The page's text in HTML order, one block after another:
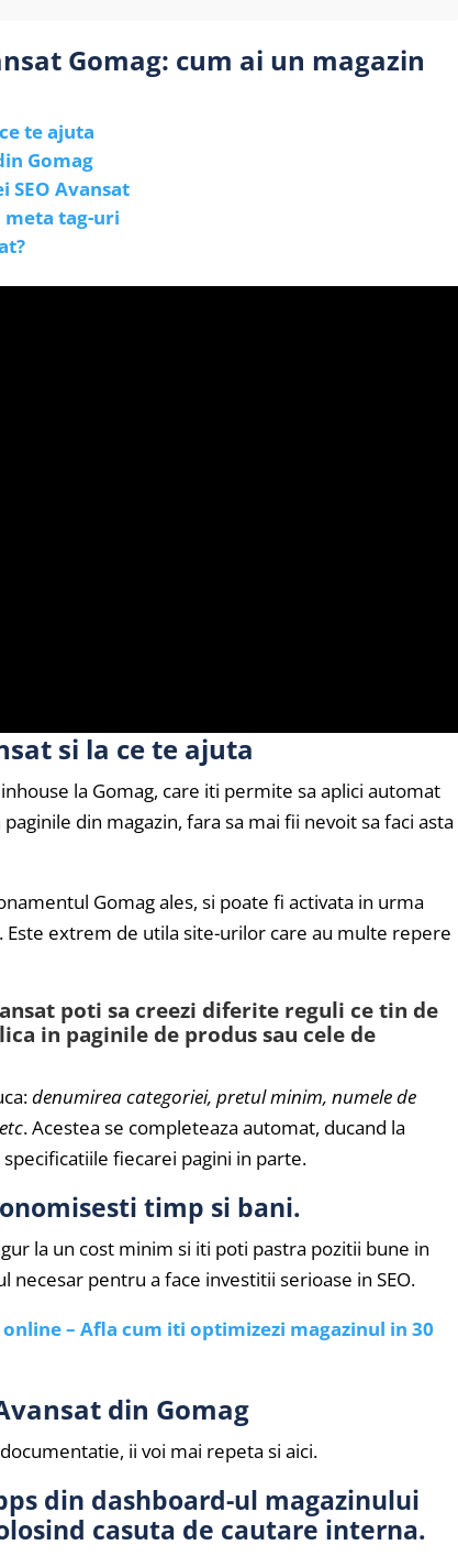
Gomag: cum ai un magazin
te ajuta
Gomag
Avansat
meta tag-uri
si la ce te ajuta
la Gomag, care iti permite sa aplici automat
din magazin, fara sa mai fii nevoit sa faci asta
Gomag ales, si poate fi activata in urma
Este extrem de utila site-urilor care au multe repere
poti sa creezi diferite reguli ce tin de
in paginile de produs sau cele de
denumirea categoriei, pretul minim, numele de
. Acestea se completeaza automat, ducand la
fiecarei pagini in parte.
timp si bani.
la un cost minim si iti poti pastra pozitii bune in
necesar pentru a face investitii serioase in SEO.
online – Afla cum iti optimizezi magazinul in 30
din Gomag
ii voi mai repeta si aici.
din dashboard-ul magazinului
casuta de cautare interna.